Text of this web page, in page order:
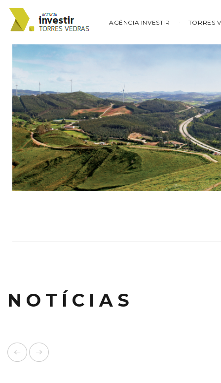
AGÊNCIA INVESTIR TORRES
NOTÍCIAS